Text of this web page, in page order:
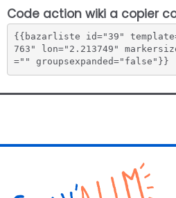
Code action wiki a copier
{{bazarliste id="39"
763" lon="2.213749"
="" groupsexpanded="false"}}